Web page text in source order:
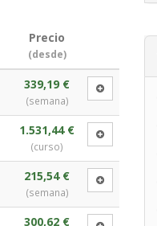
Precio
(desde)
339,19 €
(semana)
1.531,44 €
(curso)
215,54 €
(semana)
300,62 €